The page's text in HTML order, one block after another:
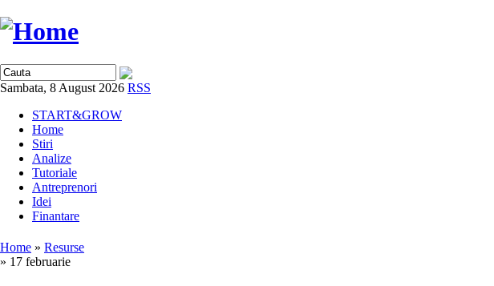
Sambata, 8 August 2026 RSS
START&GROW
Home
Stiri
Analize
Tutoriale
Antreprenori
Idei
Finantare
Home » Resurse
» 17 februarie